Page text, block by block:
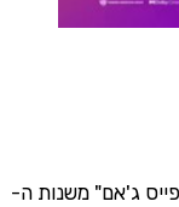
ג'אם" משנות ה-